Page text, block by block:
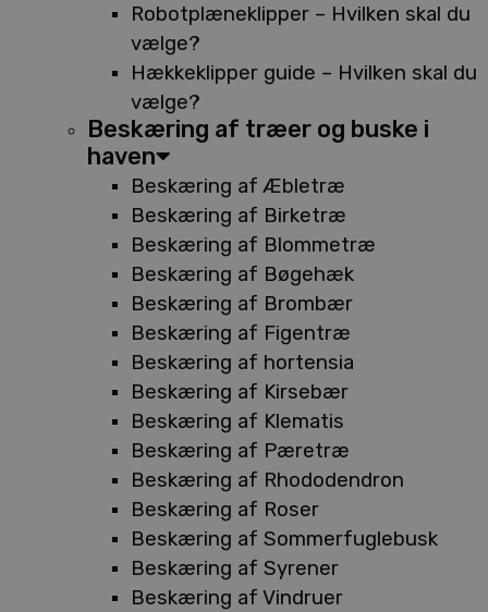
Robotplæneklipper – Hvilken skal du
vælge?
Hækkeklipper guide – Hvilken skal du
vælge?
Beskæring af træer og buske i
haven
Beskæring af Æbletræ
Beskæring af Birketræ
Beskæring af Blommetræ
Beskæring af Bøgehæk
Beskæring af Brombær
Beskæring af Figentræ
Beskæring af hortensia
Beskæring af Kirsebær
Beskæring af Klematis
Beskæring af Pæretræ
Beskæring af Rhododendron
Beskæring af Roser
Beskæring af Sommerfuglebusk
Beskæring af Syrener
Beskæring af Vindruer